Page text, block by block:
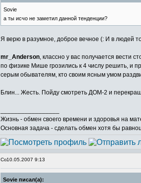
Sovie
а ты исчо не заметил данной тенденции?
Я верю в разумное, доброе вечное (: И в людей
mr_Anderson, классно у вас получается вести
по физике Мише грозились к 4 числу решить, и
серым обывателям, кто своим ясным умом
Блин... Жесть. Пойду смотреть ДОМ-2 и
Жизнь - обмен своего времени и здоровья на
Основная задача - сделать обмен хотя бы
10.05.2007 9:13
Sovie писал(а):